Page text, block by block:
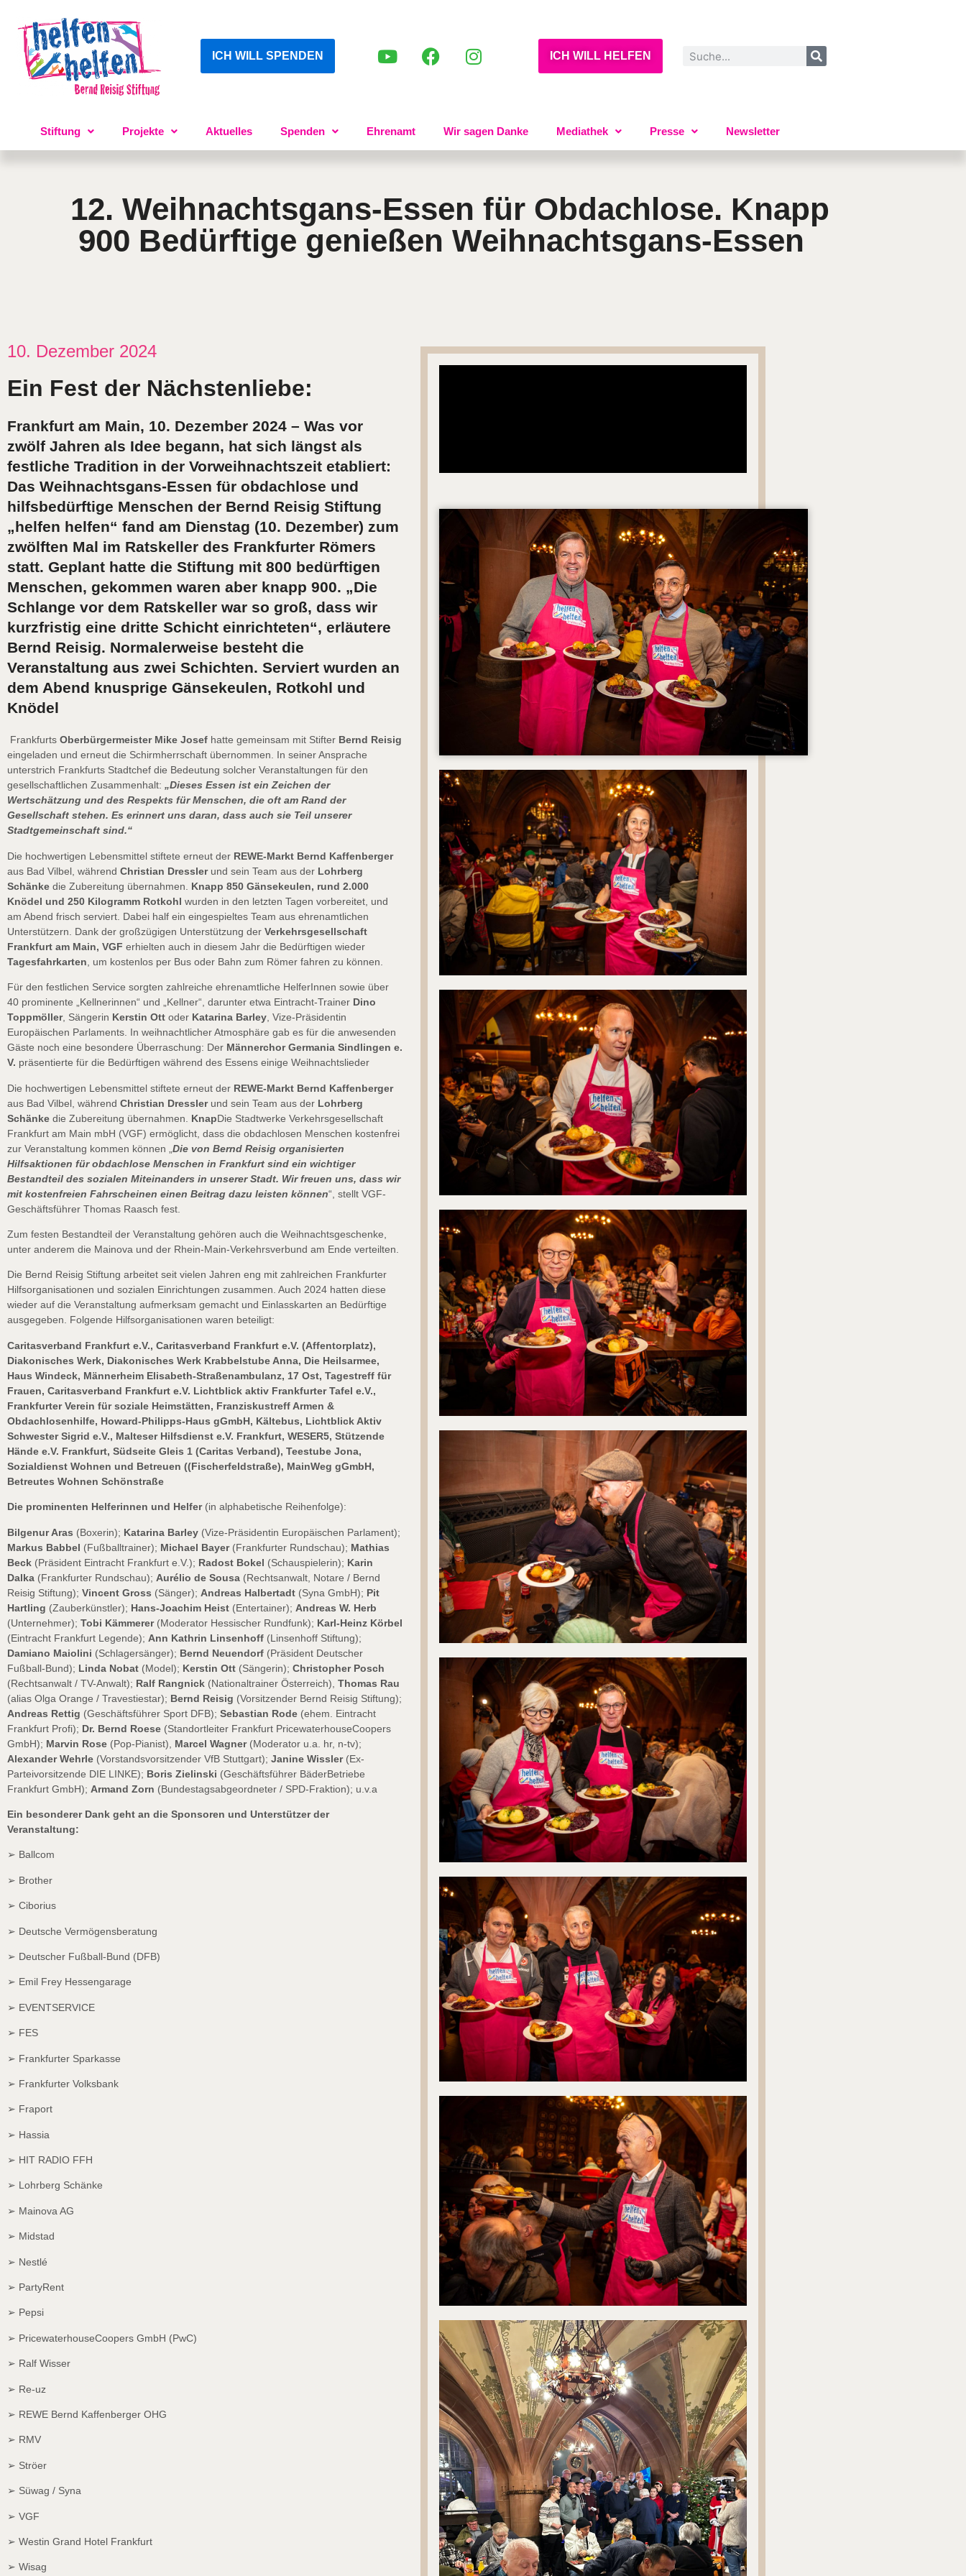
ICH WILL SPENDEN ICH WILL HELFEN
Stiftung Projekte Aktuelles Spenden Ehrenamt Wir sagen Danke Mediathek Presse Newsletter
12. Weihnachtsgans-Essen für Obdachlose. Knapp
900 Bedürftige genießen Weihnachtsgans-Essen
10. Dezember 2024
Ein Fest der Nächstenliebe:
Frankfurt am Main, 10. Dezember 2024 – Was vor
zwölf Jahren als Idee begann, hat sich längst als
festliche Tradition in der Vorweihnachtszeit etabliert:
Das Weihnachtsgans-Essen für obdachlose und
hilfsbedürftige Menschen der Bernd Reisig Stiftung
„helfen helfen“ fand am Dienstag (10. Dezember) zum
zwölften Mal im Ratskeller des Frankfurter Römers
statt. Geplant hatte die Stiftung mit 800 bedürftigen
Menschen, gekommen waren aber knapp 900. „Die
Schlange vor dem Ratskeller war so groß, dass wir
kurzfristig eine dritte Schicht einrichteten“, erläutere
Bernd Reisig. Normalerweise besteht die
Veranstaltung aus zwei Schichten. Serviert wurden an
dem Abend knusprige Gänsekeulen, Rotkohl und
Knödel
Frankfurts Oberbürgermeister Mike Josef hatte gemeinsam mit Stifter Bernd Reisig
eingeladen und erneut die Schirmherrschaft übernommen. In seiner Ansprache
unterstrich Frankfurts Stadtchef die Bedeutung solcher Veranstaltungen für den
gesellschaftlichen Zusammenhalt: „Dieses Essen ist ein Zeichen der
Wertschätzung und des Respekts für Menschen, die oft am Rand der
Gesellschaft stehen. Es erinnert uns daran, dass auch sie Teil unserer
Stadtgemeinschaft sind.“
Die hochwertigen Lebensmittel stiftete erneut der REWE-Markt Bernd Kaffenberger
aus Bad Vilbel, während Christian Dressler und sein Team aus der Lohrberg
Schänke die Zubereitung übernahmen. Knapp 850 Gänsekeulen, rund 2.000
Knödel und 250 Kilogramm Rotkohl wurden in den letzten Tagen vorbereitet, und
am Abend frisch serviert. Dabei half ein eingespieltes Team aus ehrenamtlichen
Unterstützern. Dank der großzügigen Unterstützung der Verkehrsgesellschaft
Frankfurt am Main, VGF erhielten auch in diesem Jahr die Bedürftigen wieder
Tagesfahrkarten , um kostenlos per Bus oder Bahn zum Römer fahren zu können.
Für den festlichen Service sorgten zahlreiche ehrenamtliche HelferInnen sowie über
40 prominente „Kellnerinnen“ und „Kellner“, darunter etwa Eintracht-Trainer Dino
Toppmöller, Sängerin Kerstin Ott oder Katarina Barley, Vize-Präsidentin
Europäischen Parlaments. In weihnachtlicher Atmosphäre gab es für die anwesenden
Gäste noch eine besondere Überraschung: Der Männerchor Germania Sindlingen e.
V. präsentierte für die Bedürftigen während des Essens einige Weihnachtslieder
Die hochwertigen Lebensmittel stiftete erneut der REWE-Markt Bernd Kaffenberger
aus Bad Vilbel, während Christian Dressler und sein Team aus der Lohrberg
Schänke die Zubereitung übernahmen. KnapDie Stadtwerke Verkehrsgesellschaft
Frankfurt am Main mbH (VGF) ermöglicht, dass die obdachlosen Menschen kostenfrei
zur Veranstaltung kommen können „ Die von Bernd Reisig organisierten
Hilfsaktionen für obdachlose Menschen in Frankfurt sind ein wichtiger
Bestandteil des sozialen Miteinanders in unserer Stadt. Wir freuen uns, dass wir
mit kostenfreien Fahrscheinen einen Beitrag dazu leisten können“, stellt VGF-
Geschäftsführer Thomas Raasch fest.
Zum festen Bestandteil der Veranstaltung gehören auch die Weihnachtsgeschenke,
unter anderem die Mainova und der Rhein-Main-Verkehrsverbund am Ende verteilten.
Die Bernd Reisig Stiftung arbeitet seit vielen Jahren eng mit zahlreichen Frankfurter
Hilfsorganisationen und sozialen Einrichtungen zusammen. Auch 2024 hatten diese
wieder auf die Veranstaltung aufmerksam gemacht und Einlasskarten an Bedürftige
ausgegeben. Folgende Hilfsorganisationen waren beteiligt:
Caritasverband Frankfurt e.V., Caritasverband Frankfurt e.V. (Affentorplatz),
Diakonisches Werk, Diakonisches Werk Krabbelstube Anna, Die Heilsarmee,
Haus Windeck, Männerheim Elisabeth-Straßenambulanz, 17 Ost, Tagestreff für
Frauen, Caritasverband Frankfurt e.V. Lichtblick aktiv Frankfurter Tafel e.V.,
Frankfurter Verein für soziale Heimstätten, Franziskustreff Armen &
Obdachlosenhilfe, Howard-Philipps-Haus gGmbH, Kältebus, Lichtblick Aktiv
Schwester Sigrid e.V., Malteser Hilfsdienst e.V. Frankfurt, WESER5, Stützende
Hände e.V. Frankfurt, Südseite Gleis 1 (Caritas Verband), Teestube Jona,
Sozialdienst Wohnen und Betreuen ((Fischerfeldstraße), MainWeg gGmbH,
Betreutes Wohnen Schönstraße
Die prominenten Helferinnen und Helfer(in alphabetische Reihenfolge):
Bilgenur Aras (Boxerin); Katarina Barley (Vize-Präsidentin Europäischen Parlament);
Markus Babbel (Fußballtrainer); Michael Bayer (Frankfurter Rundschau); Mathias
Beck (Präsident Eintracht Frankfurt e.V.); Radost Bokel (Schauspielerin); Karin
Dalka (Frankfurter Rundschau); Aurélio de Sousa (Rechtsanwalt, Notare / Bernd
Reisig Stiftung); Vincent Gross (Sänger); Andreas Halbertadt (Syna GmbH); Pit
Hartling (Zauberkünstler); Hans-Joachim Heist (Entertainer); Andreas W. Herb
(Unternehmer); Tobi Kämmerer (Moderator Hessischer Rundfunk); Karl-Heinz Körbel
(Eintracht Frankfurt Legende); Ann Kathrin Linsenhoff (Linsenhoff Stiftung);
Damiano Maiolini (Schlagersänger); Bernd Neuendorf (Präsident Deutscher
Fußball-Bund); Linda Nobat (Model); Kerstin Ott (Sängerin); Christopher Posch
(Rechtsanwalt / TV-Anwalt); Ralf Rangnick (Nationaltrainer Österreich), Thomas Rau
(alias Olga Orange / Travestiestar); Bernd Reisig (Vorsitzender Bernd Reisig Stiftung);
Andreas Rettig (Geschäftsführer Sport DFB); Sebastian Rode (ehem. Eintracht
Frankfurt Profi); Dr. Bernd Roese (Standortleiter Frankfurt PricewaterhouseCoopers
GmbH); Marvin Rose (Pop-Pianist), Marcel Wagner (Moderator u.a. hr, n-tv);
Alexander Wehrle (Vorstandsvorsitzender VfB Stuttgart); Janine Wissler (Ex-
Parteivorsitzende DIE LINKE); Boris Zielinski (Geschäftsführer BäderBetriebe
Frankfurt GmbH); Armand Zorn (Bundestagsabgeordneter / SPD-Fraktion); u.v.a
Ein besonderer Dank geht an die Sponsoren und Unterstützer der
Veranstaltung:
➢ Ballcom
➢ Brother
➢ Ciborius
➢ Deutsche Vermögensberatung
➢ Deutscher Fußball-Bund (DFB)
➢ Emil Frey Hessengarage
➢ EVENTSERVICE
➢ FES
➢ Frankfurter Sparkasse
➢ Frankfurter Volksbank
➢ Fraport
➢ Hassia
➢ HIT RADIO FFH
➢ Lohrberg Schänke
➢ Mainova AG
➢ Midstad
➢ Nestlé
➢ PartyRent
➢ Pepsi
➢ PricewaterhouseCoopers GmbH (PwC)
➢ Ralf Wisser
➢ Re-uz
➢ REWE Bernd Kaffenberger OHG
➢ RMV
➢ Ströer
➢ Süwag / Syna
➢ VGF
➢ Westin Grand Hotel Frankfurt
➢ Wisag